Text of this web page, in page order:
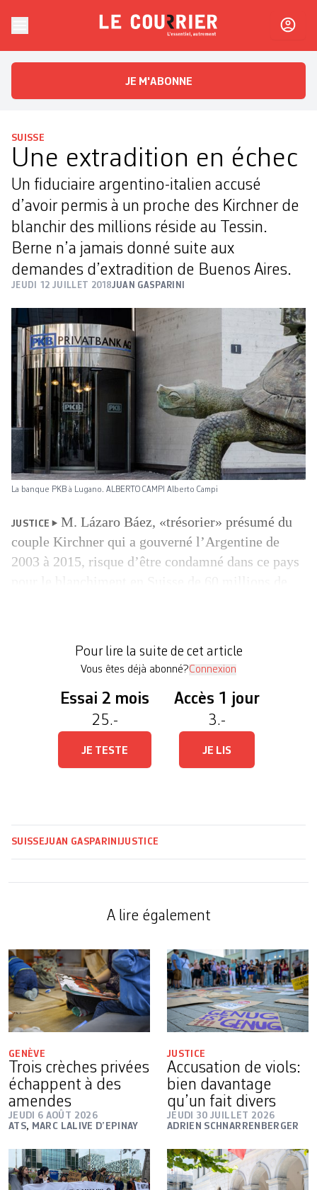
Le CourrierL'essentiel, autrement
JE M'ABONNE
SUISSE
Une extradition en échec
Un fiduciaire argentino-italien accusé
d’avoir permis à un proche des Kirchner de
blanchir des millions réside au Tessin.
Berne n’a jamais donné suite aux
demandes d’extradition de Buenos Aires.
JEUDI 12 JUILLET 2018JUAN GASPARINI
La banque PKB à Lugano. ALBERTO CAMPI Alberto Campi
JUSTICE
M. Lázaro Báez, «trésorier» présumé du
couple Kirchner qui a gouverné l’Argentine de
2003 à 2015, risque d’être condamné dans ce pays
helvétique, Néstor […]
Pour lire la suite de cet article
Vous êtes déjà abonné?Connexion
Essai 2 mois
25.-
JE TESTE
Accès 1 jour
3.-
JE LIS
SUISSEJUAN GASPARINIJUSTICE
A lire également
GENÈVE
Trois crèches privées
échappent à des
amendes
JEUDI 6 AOÛT 2026
ATS, MARC LALIVE D’EPINAY
JUSTICE
Accusation de viols:
bien davantage
qu’un fait divers
JEUDI 30 JUILLET 2026
ADRIEN SCHNARRENBERGER